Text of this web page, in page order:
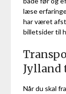
læse
har været
billetsider til
Jylland
Når du skal